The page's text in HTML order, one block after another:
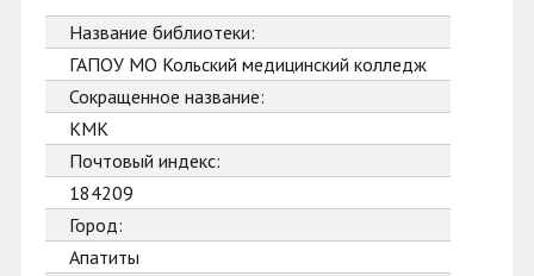
Название библиотеки:
ГАПОУ МО Кольский медицинский колледж
Сокращенное название:
КМК
Почтовый индекс:
184209
Город:
Апатиты